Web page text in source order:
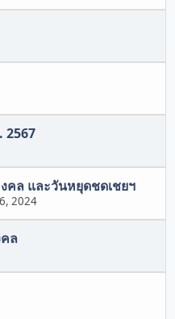
2567
คล และวันหยุดชดเชยฯ
2024
ล